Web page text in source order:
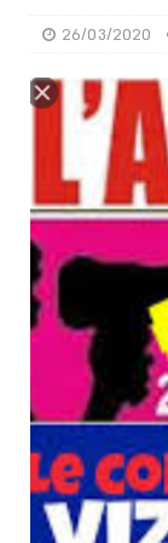
26/03/2020